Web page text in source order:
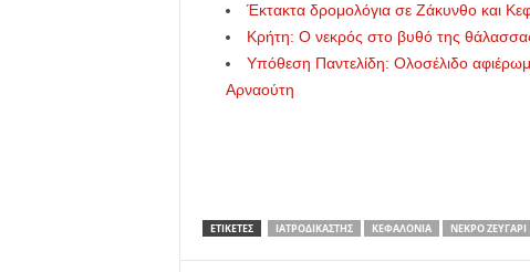
Έκτακτα δρομολόγια σε Ζάκυνθο και
Κρήτη: Ο νεκρός στο βυθό της θάλασσας
Υπόθεση Παντελίδη: Ολοσέλιδο
Αρναούτη
ΕΤΙΚΕΤΕΣ ΙΑΤΡΟΔΙΚΑΣΤΉΣ ΚΕΦΑΛΟΝΙΆ ΝΕΚΡΌ ΖΕΥΓΆΡΙ